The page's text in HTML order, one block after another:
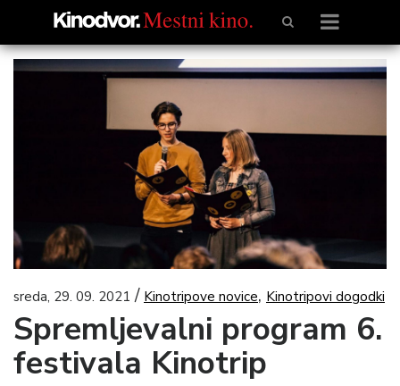
sreda, 29. 09. 2021 / Kinotripove novice, Kinotripovi dogodki
Spremljevalni program 6.
festivala Kinotrip